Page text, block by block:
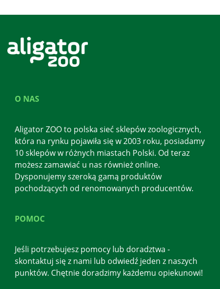
O NAS
Aligator ZOO to polska sieć sklepów zoologicznych,
która na rynku pojawiła się w 2003 roku, posiadamy
10 sklepów w różnych miastach Polski. Od teraz
możesz zamawiać u nas również online.
Dysponujemy szeroką gamą produktów
pochodzących od renomowanych producentów.
POMOC
Jeśli potrzebujesz pomocy lub doradztwa -
skontaktuj się z nami lub odwiedź jeden z naszych
punktów. Chętnie doradzimy każdemu opiekunowi!